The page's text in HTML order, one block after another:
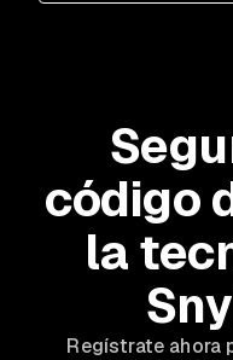
código
la
Regístrate ahora